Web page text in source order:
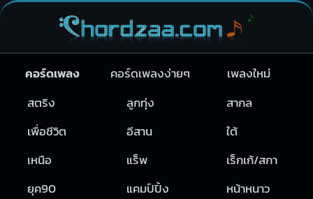
คอร์ดเพลง คอร์ดเพลงง่ายๆ
เพลงใหม่
สตริง
ลูกทุ่ง
สากล
เพื่อชีวิต
อีสาน
ใต้
เหนือ
แร็พ
เร็กเก้/สกา
ยุค90
แคมป์ปิ้ง หน้าหนาว